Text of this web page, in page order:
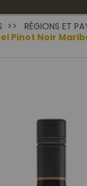
RÉGIONS ET
Pinot Noir